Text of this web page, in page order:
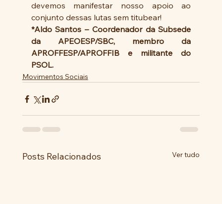
devemos manifestar nosso apoio ao
conjunto dessas lutas sem titubear!
*Aldo Santos – Coordenador da Subsede
da APEOESP/SBC, membro da
APROFFESP/APROFFIB e militante do
PSOL.
Movimentos Sociais
Posts Relacionados Ver tudo